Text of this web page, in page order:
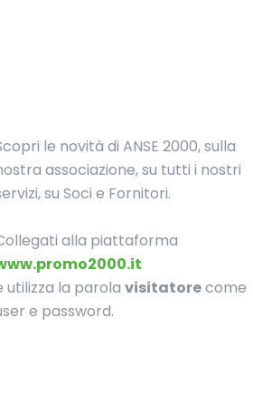
le novità di ANSE 2000, sulla
associazione, su tutti i nostri
su Soci e Fornitori.
alla piattaforma
utilizza la parola visitatorecome
e password.